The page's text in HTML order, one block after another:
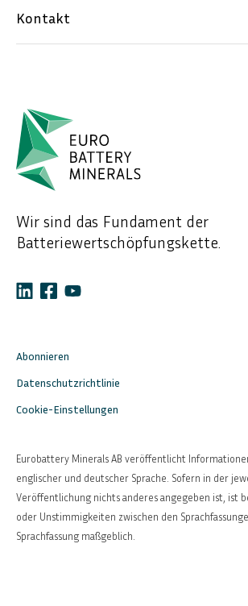
Kontakt
Wir sind das Fundament der
Batteriewertschöpfungskette.
Abonnieren
Datenschutzrichtlinie
Cookie-Einstellungen
Eurobattery Minerals AB veröffentlicht
englischer und deutscher Sprache. Sofern in der
Veröffentlichung nichts anderes angegeben ist, ist
oder Unstimmigkeiten zwischen den
Sprachfassung maßgeblich.